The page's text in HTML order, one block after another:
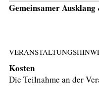
Gemeinsamer
Kosten
Die Teilnahme an der